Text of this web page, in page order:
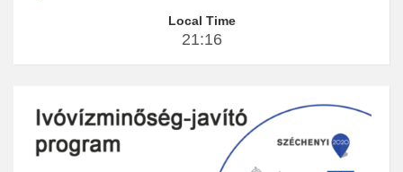
Local Time
21:16